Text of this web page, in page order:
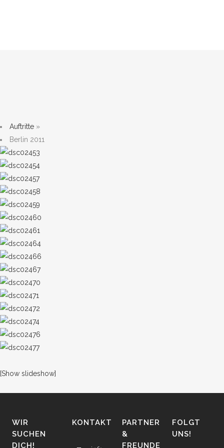
Auftritte »
Berlin 2011
[Show slideshow]
WIR
SUCHEN
DICH!
KONTAKT
PARTNER
&
FREUNDE
FOLGT
UNS!